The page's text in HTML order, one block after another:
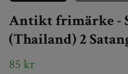
Antikt frimärke -
(Thailand) 2
85 kr